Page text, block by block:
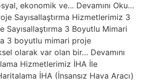
ekonomik ve… Devamını Oku…
Sayısallaştırma Hizmetlerimiz 3
Sayısallaştırma 3 Boyutlu Mimari
3 boyutlu mimari proje
olarak var olan bir… Devamını
Hizmetlerimiz İHA İle
İHA (İnsansız Hava Aracı)